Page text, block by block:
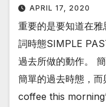
APRIL 17, 2020
重要的是要知道在
詞時態SIMPLE
過去所做的動作。
簡單的過去時態，
coffee this